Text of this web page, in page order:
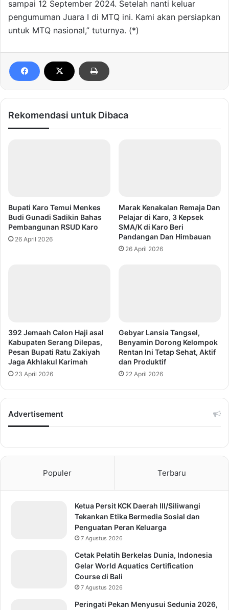
sampai 12 September 2024. Setelah nanti keluar
pengumuman Juara I di MTQ ini. Kami akan persiapkan
untuk MTQ nasional,” tuturnya. (*)
Rekomendasi untuk Dibaca
Bupati Karo Temui Menkes
Budi Gunadi Sadikin Bahas
Pembangunan RSUD Karo
26 April 2026
Marak Kenakalan Remaja Dan
Pelajar di Karo, 3 Kepsek
SMA/K di Karo Beri
Pandangan Dan Himbauan
26 April 2026
392 Jemaah Calon Haji asal
Kabupaten Serang Dilepas,
Pesan Bupati Ratu Zakiyah
Jaga Akhlakul Karimah
23 April 2026
Gebyar Lansia Tangsel,
Benyamin Dorong Kelompok
Rentan Ini Tetap Sehat, Aktif
dan Produktif
22 April 2026
Advertisement
Populer Terbaru
Ketua Persit KCK Daerah III/Siliwangi
Tekankan Etika Bermedia Sosial dan
Penguatan Peran Keluarga
7 Agustus 2026
Cetak Pelatih Berkelas Dunia, Indonesia
Gelar World Aquatics Certification
Course di Bali
7 Agustus 2026
Peringati Pekan Menyusui Sedunia 2026,